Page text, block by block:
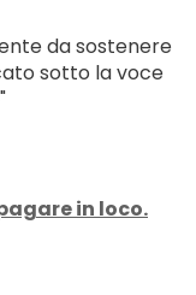
da sostenere
sotto la voce
in loco.